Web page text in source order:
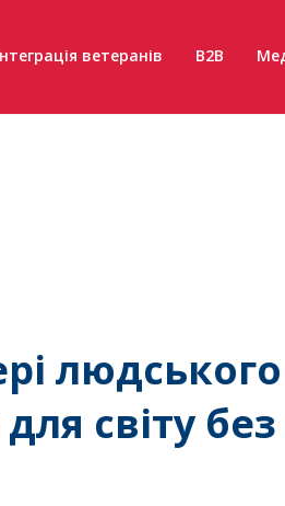
ветеранів B2B
людського
світу без